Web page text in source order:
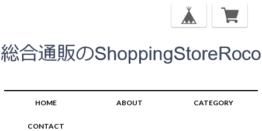
HOME ABOUT CATEGORY
CONTACT